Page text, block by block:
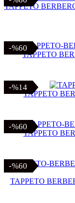
TAPPETO
-%60
-%60
TAPPETO
-%14
-%14
TAPPETO
-%60
-%60
TAPPETO
-%60
-%60
TAPPETO